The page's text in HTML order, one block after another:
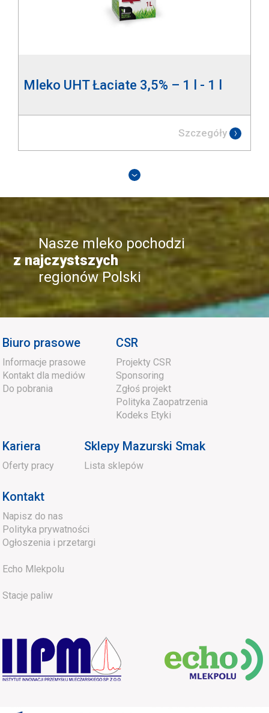
Mleko UHT Łaciate 3,5% – 1 l - 1 l
Szczegóły
Nasze mleko pochodzi
z najczystszych
regionów Polski
Biuro prasowe
Informacje prasowe
Kontakt dla mediów
Do pobrania
CSR
Projekty CSR
Sponsoring
Zgłoś projekt
Polityka Zaopatrzenia
Kodeks Etyki
Kariera
Oferty pracy
Sklepy Mazurski Smak
Lista sklepów
Kontakt
Napisz do nas
Polityka prywatności
Ogłoszenia i przetargi
Echo Mlekpolu
Stacje paliw